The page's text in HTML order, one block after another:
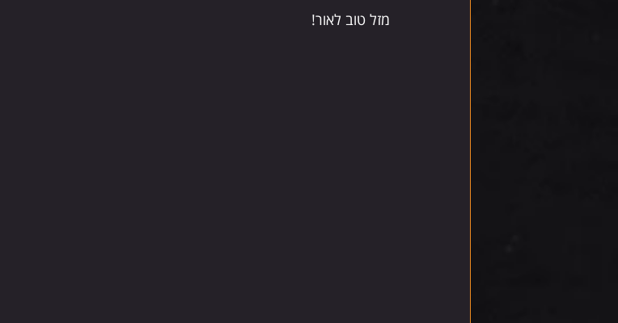
מזל טוב לאור!